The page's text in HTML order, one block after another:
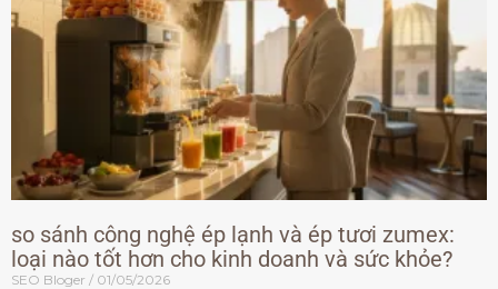
so sánh công nghệ ép lạnh và ép tươi zumex:
loại nào tốt hơn cho kinh doanh và sức khỏe?
SEO Bloger 01/05/2026